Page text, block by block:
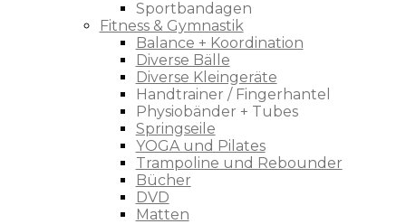
Sportbandagen
Fitness & Gymnastik
Balance + Koordination
Diverse Bälle
Diverse Kleingeräte
Handtrainer / Fingerhantel
Physiobänder + Tubes
Springseile
YOGA und Pilates
Trampoline und Rebounder
Bücher
DVD
Matten